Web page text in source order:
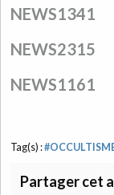
NEWS1341
NEWS2315
NEWS1161
Tag(s) :
Partager cet